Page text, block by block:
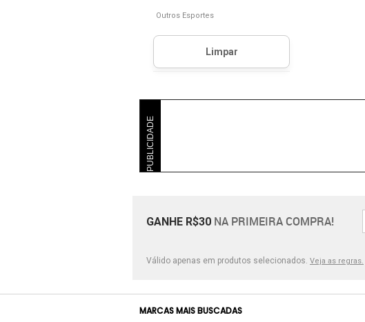
Outros Esportes
PUBLICIDADE
GANHE R$30 NA PRIMEIRA COMPRA!
Válido apenas em produtos selecionados. Veja as regras.
MARCAS MAIS BUSCADAS